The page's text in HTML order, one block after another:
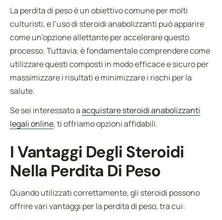
La perdita di peso è un obiettivo comune per molti
culturisti, e l’uso di steroidi anabolizzanti può apparire
come un’opzione allettante per accelerare questo
processo. Tuttavia, è fondamentale comprendere come
utilizzare questi composti in modo efficace e sicuro per
massimizzare i risultati e minimizzare i rischi per la
salute.
Se sei interessato aacquistare steroidi anabolizzanti
legali online, ti offriamo opzioni affidabili.
I Vantaggi Degli Steroidi
Nella Perdita Di Peso
Quando utilizzati correttamente, gli steroidi possono
offrire vari vantaggi per la perdita di peso, tra cui: